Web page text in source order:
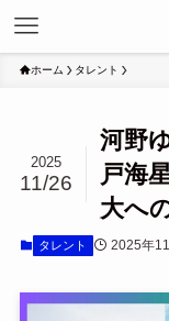
ホーム タレント
河野
戸海
大へ
2025
11/26
タレント 2025年